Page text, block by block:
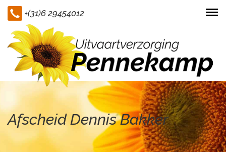
+(31)6 29454012
Afscheid Dennis Bakker